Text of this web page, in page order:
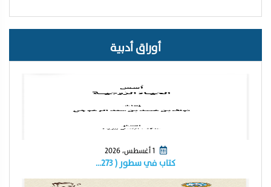
أوراق أدبية
1 أغسطس، 2026
كتاب في سطور ( ٢٧٣…